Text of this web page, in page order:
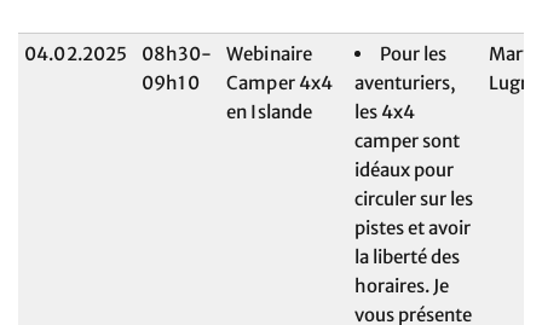
04.02.2025
08h30-
09h10
Webinaire
Camper 4x4
en Islande
Pour les
aventuriers,
les 4x4
camper sont
idéaux pour
circuler sur les
pistes et avoir
la liberté des
horaires. Je
vous présente